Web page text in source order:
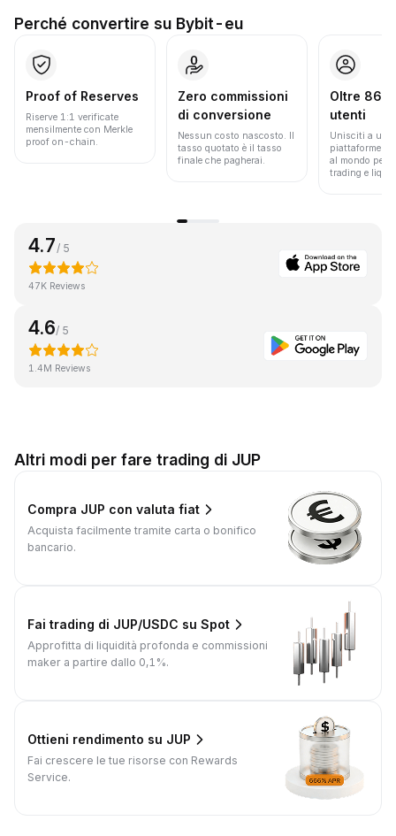
Perché convertire su Bybit-eu
Proof of Reserves
Riserve 1:1 verificate
mensilmente con Merkle
proof on-chain.
Zero commissioni
di conversione
Nessun costo nascosto. Il
tasso quotato è il tasso
finale che pagherai.
Oltre 86
utenti
Unisciti a una
piattaforme
al mondo per
trading e
4.7 / 5
47K Reviews
4.6/ 5
1.4M Reviews
Altri modi per fare trading di JUP
Compra JUP con valuta fiat
Acquista facilmente tramite carta o bonifico
bancario.
Fai trading di JUP/USDC su Spot
Approfitta di liquidità profonda e commissioni
maker a partire dallo 0,1%.
Ottieni rendimento su JUP
Fai crescere le tue risorse con Rewards
Service.